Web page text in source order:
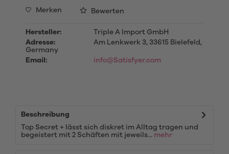
Merken Bewerten
Hersteller:
Triple A Import GmbH
Adresse:
Am Lenkwerk 3, 33615 Bielefeld,
Germany
Email:
info@Satisfyer.com
Beschreibung
Top Secret + lässt sich diskret im Alltag tragen und
begeistert mit 2 Schäften mit jeweils... mehr